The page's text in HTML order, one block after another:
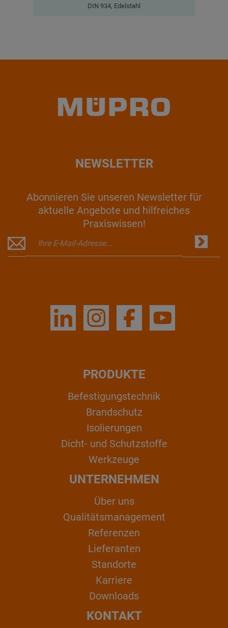
DIN 934, Edelstahl
NEWSLETTER
Abonnieren Sie unseren Newsletter für
aktuelle Angebote und hilfreiches
Praxiswissen!
PRODUKTE
Befestigungstechnik
Brandschutz
Isolierungen
Dicht- und Schutzstoffe
Werkzeuge
UNTERNEHMEN
Über uns
Qualitätsmanagement
Referenzen
Lieferanten
Standorte
Karriere
Downloads
KONTAKT